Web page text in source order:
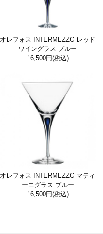
オレフォス INTERMEZZO レッド
ワイングラス ブルー
16,500円(税込)
オレフォス INTERMEZZO マティ
ーニグラス ブルー
16,500円(税込)